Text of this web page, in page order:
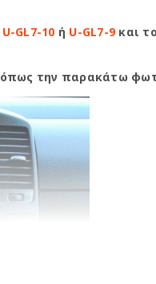
U-GL7-10 ή U-GL7-9και
όπως την παρακάτω